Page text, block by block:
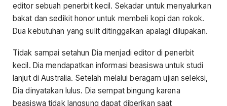
editor sebuah penerbit kecil. Sekadar untuk menyalurkan
bakat dan sedikit honor untuk membeli kopi dan rokok.
Dua kebutuhan yang sulit ditinggalkan apalagi dilupakan.
Tidak sampai setahun Dia menjadi editor di penerbit
kecil. Dia mendapatkan informasi beasiswa untuk studi
lanjut di Australia. Setelah melalui beragam ujian seleksi,
Dia dinyatakan lulus. Dia sempat bingung karena
beasiswa tidak langsung dapat diberikan saat